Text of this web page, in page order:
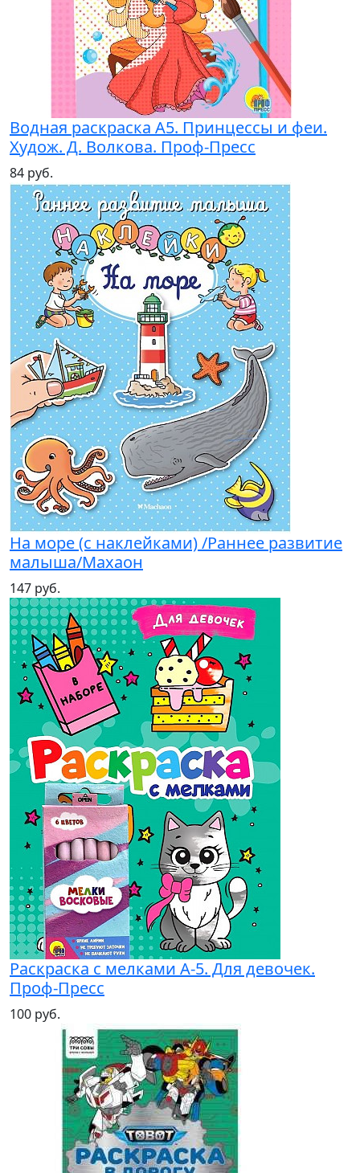
Водная раскраска А5. Принцессы и феи.
Худож. Д. Волкова. Проф-Пресс
84 руб.
На море (с наклейками) /Раннее развитие
малыша/Махаон
147 руб.
Раскраска с мелками А-5. Для девочек.
Проф-Пресс
100 руб.